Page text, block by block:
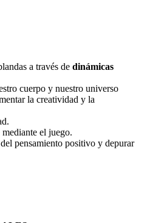
a través de dinámicas
cuerpo y nuestro universo
la creatividad y la
el juego.
pensamiento positivo y depurar